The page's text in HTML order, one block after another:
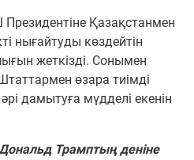
Қазақстанмен
нығайтуды көздейтін
жеткізді. Сонымен
өзара тиімді
дамытуға мүдделі екенін
Трамптың деніне